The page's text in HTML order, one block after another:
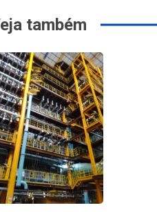
também